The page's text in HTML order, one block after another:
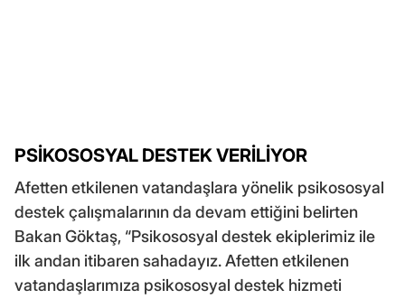
PSİKOSOSYAL DESTEK VERİLİYOR
Afetten etkilenen vatandaşlara yönelik psikososyal
destek çalışmalarının da devam ettiğini belirten
Bakan Göktaş, “Psikososyal destek ekiplerimiz ile
ilk andan itibaren sahadayız. Afetten etkilenen
vatandaşlarımıza psikososyal destek hizmeti